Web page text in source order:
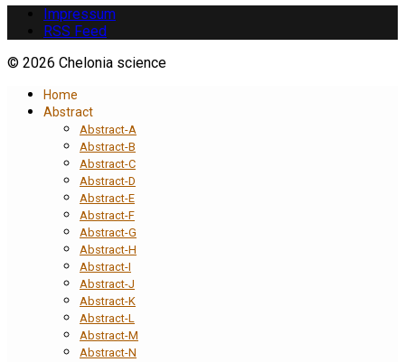
Impressum
RSS Feed
© 2026 Chelonia science
Home
Abstract
Abstract-A
Abstract-B
Abstract-C
Abstract-D
Abstract-E
Abstract-F
Abstract-G
Abstract-H
Abstract-I
Abstract-J
Abstract-K
Abstract-L
Abstract-M
Abstract-N